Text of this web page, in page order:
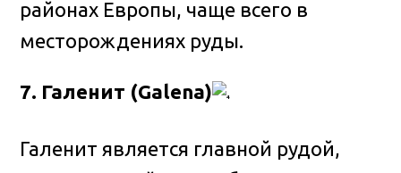
районах Европы, чаще всего в
месторождениях руды.
7. Галенит (Galena)
Галенит является главной рудой,